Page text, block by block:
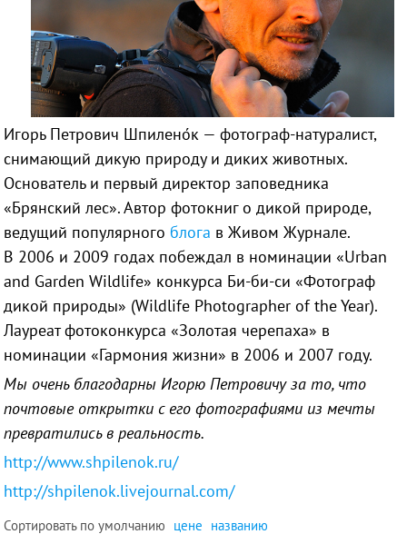
Игорь Петрович Шпилено́к — фотограф-натуралист,
снимающий дикую природу и диких животных.
Основатель и первый директор заповедника
«Брянский лес». Автор фотокниг о дикой природе,
ведущий популярногоблога в Живом Журнале.
В 2006 и 2009 годах побеждал в номинации «Urban
and Garden Wildlife» конкурса Би-би-си «Фотограф
дикой природы» (Wildlife Photographer of the Year).
Лауреат фотоконкурса «Золотая черепаха» в
номинации «Гармония жизни» в 2006 и 2007 году.
Мы очень благодарны Игорю Петровичу за то, что
почтовые открытки с его фотографиями из мечты
превратились в реальность.
http://www.shpilenok.ru/
http://shpilenok.livejournal.com/
Сортировать поумолчанию цене названию